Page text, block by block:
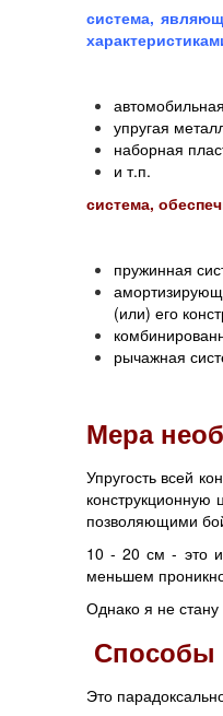
система,
упругая
наборная
и т.п.
система,
пружинная
(или) его
рычажная
Мера
Упругость всей
позволяющими
10 - 20 см - это
меньшем
Однако я не стану
Способы
Это